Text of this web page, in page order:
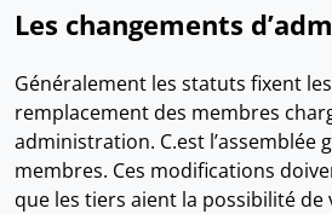
Les changements
Généralement les statuts fixent
remplacement des membres
administration. C.est l’assemblée
membres. Ces modifications
que les tiers aient la possibilité